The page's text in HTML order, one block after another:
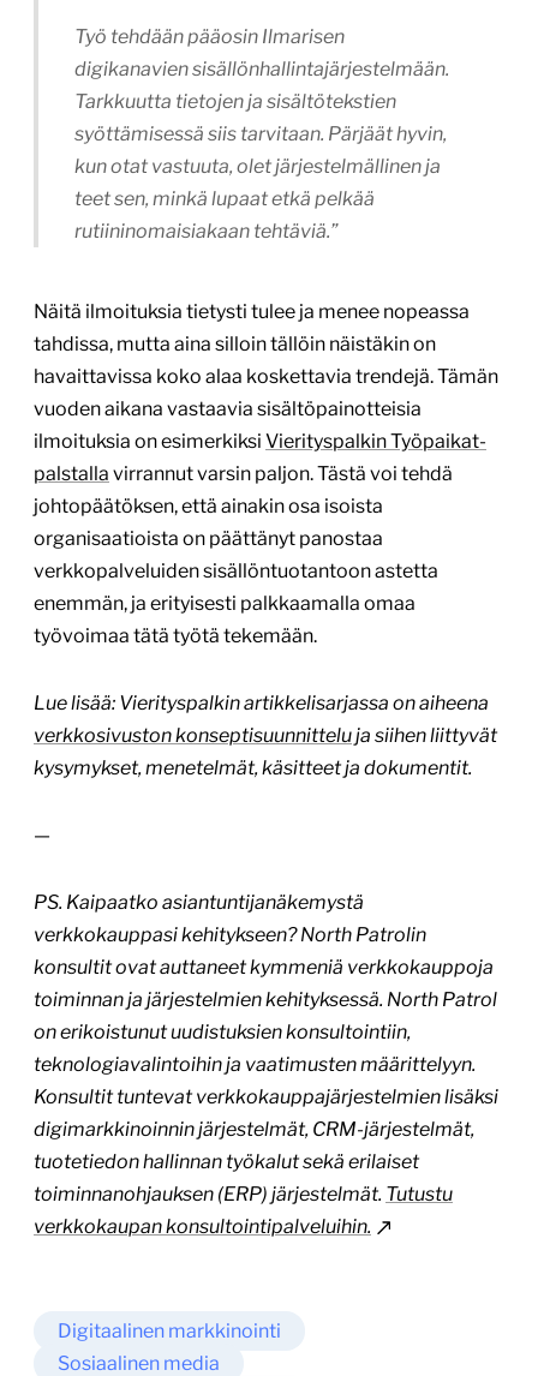
Työ tehdään pääosin Ilmarisen
digikanavien sisällönhallintajärjestelmään.
Tarkkuutta tietojen ja sisältötekstien
syöttämisessä siis tarvitaan. Pärjäät hyvin,
kun otat vastuuta, olet järjestelmällinen ja
teet sen, minkä lupaat etkä pelkää
rutiininomaisiakaan tehtäviä.”
Näitä ilmoituksia tietysti tulee ja menee nopeassa
tahdissa, mutta aina silloin tällöin näistäkin on
havaittavissa koko alaa koskettavia trendejä. Tämän
vuoden aikana vastaavia sisältöpainotteisia
ilmoituksia on esimerkiksi Vierityspalkin Työpaikat-
palstalla virrannut varsin paljon. Tästä voi tehdä
johtopäätöksen, että ainakin osa isoista
organisaatioista on päättänyt panostaa
verkkopalveluiden sisällöntuotantoon astetta
enemmän, ja erityisesti palkkaamalla omaa
työvoimaa tätä työtä tekemään.
Lue lisää: Vierityspalkin artikkelisarjassa on aiheena
verkkosivuston konseptisuunnitteluja siihen liittyvät
kysymykset, menetelmät, käsitteet ja dokumentit.
—
PS. Kaipaatko asiantuntijanäkemystä
verkkokauppasi kehitykseen? North Patrolin
konsultit ovat auttaneet kymmeniä verkkokauppoja
toiminnan ja järjestelmien kehityksessä. North Patrol
on erikoistunut uudistuksien konsultointiin,
teknologiavalintoihin ja vaatimusten määrittelyyn.
Konsultit tuntevat verkkokauppajärjestelmien lisäksi
digimarkkinoinnin järjestelmät, CRM-järjestelmät,
tuotetiedon hallinnan työkalut sekä erilaiset
toiminnanohjauksen (ERP) järjestelmät. Tutustu
verkkokaupan konsultointipalveluihin.
Digitaalinen markkinointi
Sosiaalinen media